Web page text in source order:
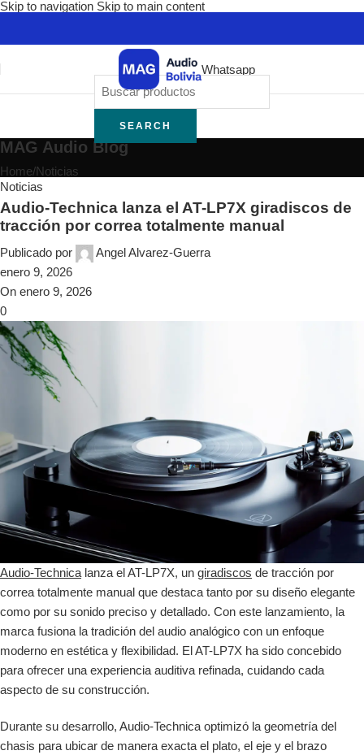
Skip to navigation Skip to main content
Whatsapp
SEARCH
MAG Audio Blog
Home/Noticias
Noticias
Audio-Technica lanza el AT-LP7X giradiscos de
tracción por correa totalmente manual
Publicado por
Angel Alvarez-Guerra
enero 9, 2026
On enero 9, 2026
0
Audio-Technicalanza el AT-LP7X, un giradiscos de tracción por
correa totalmente manual que destaca tanto por su diseño elegante
como por su sonido preciso y detallado. Con este lanzamiento, la
marca fusiona la tradición del audio analógico con un enfoque
moderno en estética y flexibilidad. El AT-LP7X ha sido concebido
para ofrecer una experiencia auditiva refinada, cuidando cada
aspecto de su construcción.
Durante su desarrollo, Audio-Technica optimizó la geometría del
chasis para ubicar de manera exacta el plato, el eje y el brazo